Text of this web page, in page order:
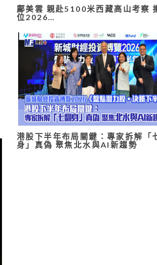
鄺美雲 親赴5100米西藏高山考察
位2026…
港股下半年布局關鍵：專家拆解「
身」真偽 聚焦北水與AI新趨勢